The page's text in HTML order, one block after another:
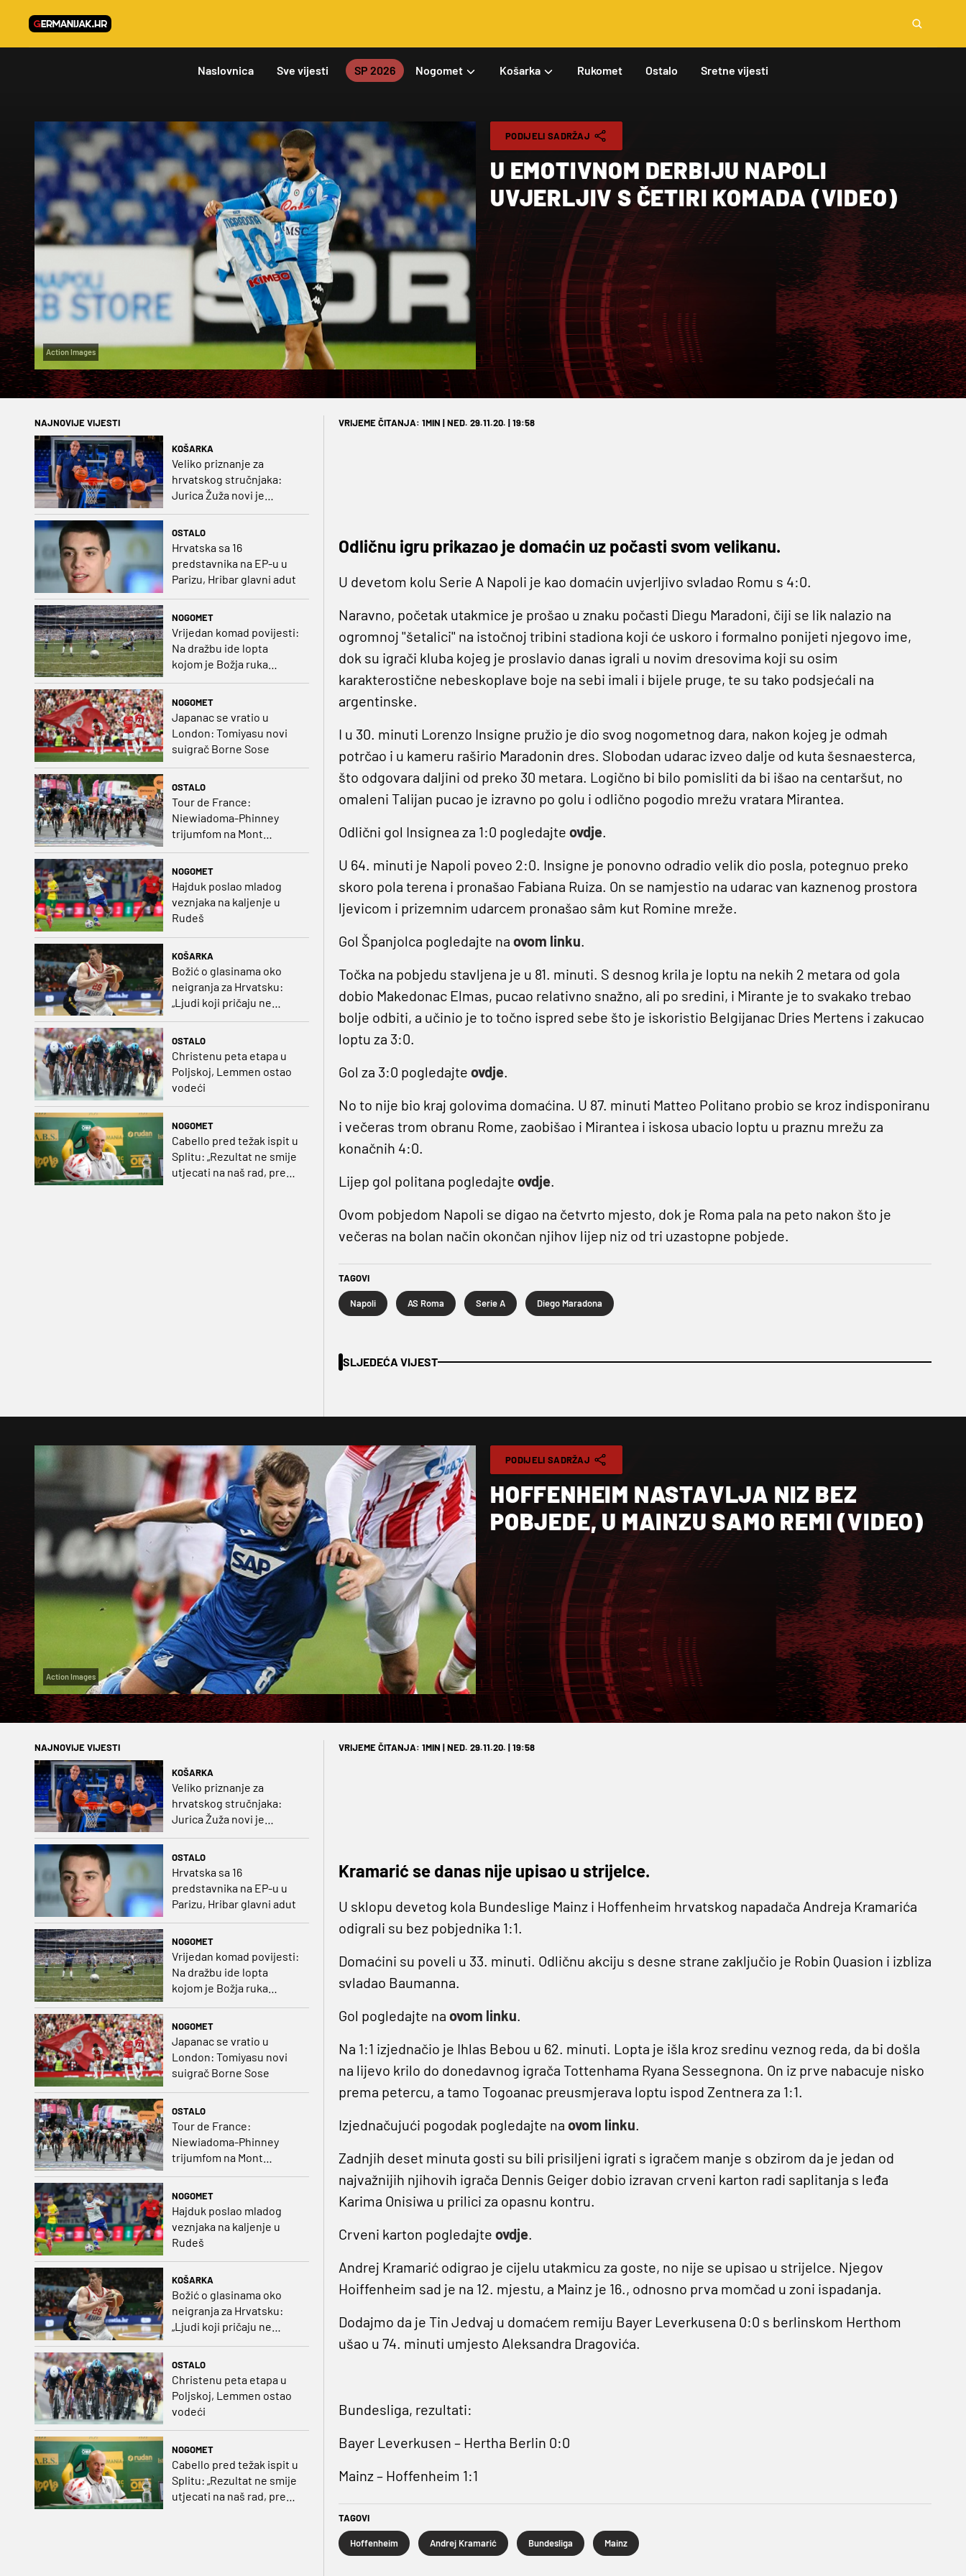
Naslovnica Sve vijesti SP 2026 Nogomet Košarka Rukomet Ostalo Sretne vijesti
Action Images
PODIJELI SADRŽAJ
U EMOTIVNOM DERBIJU NAPOLI
UVJERLJIV S ČETIRI KOMADA (VIDEO)
NAJNOVIJE VIJESTI
KOŠARKA
Veliko priznanje za
hrvatskog stručnjaka:
Jurica Žuža novi je
OSTALO
Hrvatska sa 16
predstavnika na EP-u u
Parizu, Hribar glavni adut
NOGOMET
Vrijedan komad povijesti:
Na dražbu ide lopta
kojom je Božja ruka
postigla gol
NOGOMET
Japanac se vratio u
London: Tomiyasu novi
suigrač Borne Sose
OSTALO
Tour de France:
Niewiadoma-Phinney
trijumfom na Mont
NOGOMET
Hajduk poslao mladog
veznjaka na kaljenje u
Rudeš
KOŠARKA
Božić o glasinama oko
neigranja za Hrvatsku:
„Ljudi koji pričaju ne
plaćaju mi račune, ne
dušebrižnika“
OSTALO
Christenu peta etapa u
Poljskoj, Lemmen ostao
vodeći
NOGOMET
Cabello pred težak ispit u
Splitu: „Rezultat ne smije
utjecati na naš rad, pred
VRIJEME ČITANJA: 1MIN | NED. 29.11.20. | 19:58
Odličnu igru prikazao je domaćin uz počasti svom velikanu.
U devetom kolu Serie A Napoli je kao domaćin uvjerljivo svladao Romu s 4:0.
Naravno, početak utakmice je prošao u znaku počasti Diegu Maradoni, čiji se lik nalazio na
ogromnoj ''šetalici'' na istočnoj tribini stadiona koji će uskoro i formalno ponijeti njegovo ime,
dok su igrači kluba kojeg je proslavio danas igrali u novim dresovima koji su osim
karakterostične nebeskoplave boje na sebi imali i bijele pruge, te su tako podsjećali na
argentinske.
I u 30. minuti Lorenzo Insigne pružio je dio svog nogometnog dara, nakon kojeg je odmah
potrčao i u kameru raširio Maradonin dres. Slobodan udarac izveo dalje od kuta šesnaesterca,
što odgovara daljini od preko 30 metara. Logično bi bilo pomisliti da bi išao na centaršut, no
omaleni Talijan pucao je izravno po golu i odlično pogodio mrežu vratara Mirantea.
Odlični gol Insignea za 1:0 pogledajte ovdje.
U 64. minuti je Napoli poveo 2:0. Insigne je ponovno odradio velik dio posla, potegnuo preko
skoro pola terena i pronašao Fabiana Ruiza. On se namjestio na udarac van kaznenog prostora
ljevicom i prizemnim udarcem pronašao sâm kut Romine mreže.
Gol Španjolca pogledajte na ovom linku.
Točka na pobjedu stavljena je u 81. minuti. S desnog krila je loptu na nekih 2 metara od gola
dobio Makedonac Elmas, pucao relativno snažno, ali po sredini, i Mirante je to svakako trebao
bolje odbiti, a učinio je to točno ispred sebe što je iskoristio Belgijanac Dries Mertens i zakucao
loptu za 3:0.
Gol za 3:0 pogledajte ovdje.
No to nije bio kraj golovima domaćina. U 87. minuti Matteo Politano probio se kroz indisponiranu
i večeras trom obranu Rome, zaobišao i Mirantea i iskosa ubacio loptu u praznu mrežu za
konačnih 4:0.
Lijep gol politana pogledajte ovdje.
Ovom pobjedom Napoli se digao na četvrto mjesto, dok je Roma pala na peto nakon što je
večeras na bolan način okončan njihov lijep niz od tri uzastopne pobjede.
TAGOVI
Napoli AS Roma Serie A Diego Maradona
SLJEDEĆA VIJEST
Action Images
PODIJELI SADRŽAJ
HOFFENHEIM NASTAVLJA NIZ BEZ
POBJEDE, U MAINZU SAMO REMI (VIDEO)
NAJNOVIJE VIJESTI
KOŠARKA
Veliko priznanje za
hrvatskog stručnjaka:
Jurica Žuža novi je
pomoćni trener
OSTALO
Hrvatska sa 16
predstavnika na EP-u u
Parizu, Hribar glavni adut
NOGOMET
Vrijedan komad povijesti:
Na dražbu ide lopta
kojom je Božja ruka
NOGOMET
Japanac se vratio u
London: Tomiyasu novi
suigrač Borne Sose
OSTALO
Tour de France:
Niewiadoma-Phinney
trijumfom na Mont
Ventoux preuzela žutu
NOGOMET
Hajduk poslao mladog
veznjaka na kaljenje u
Rudeš
KOŠARKA
Božić o glasinama oko
neigranja za Hrvatsku:
„Ljudi koji pričaju ne
dušebrižnika“
OSTALO
Christenu peta etapa u
Poljskoj, Lemmen ostao
vodeći
NOGOMET
Cabello pred težak ispit u
Splitu: „Rezultat ne smije
utjecati na naš rad, pred
VRIJEME ČITANJA: 1MIN | NED. 29.11.20. | 19:58
Kramarić se danas nije upisao u strijelce.
U sklopu devetog kola Bundeslige Mainz i Hoffenheim hrvatskog napadača Andreja Kramarića
odigrali su bez pobjednika 1:1.
Domaćini su poveli u 33. minuti. Odličnu akciju s desne strane zaključio je Robin Quasion i izbliza
svladao Baumanna.
Gol pogledajte na ovom linku
Na 1:1 izjednačio je Ihlas Bebou u 62. minuti. Lopta je išla kroz sredinu veznog reda, da bi došla
na lijevo krilo do donedavnog igrača Tottenhama Ryana Sessegnona. On iz prve nabacuje nisko
prema petercu, a tamo Togoanac preusmjerava loptu ispod Zentnera za 1:1.
Izjednačujući pogodak pogledajte na ovom linku
Zadnjih deset minuta gosti su bili prisiljeni igrati s igračem manje s obzirom da je jedan od
najvažnijih njihovih igrača Dennis Geiger dobio izravan crveni karton radi saplitanja s leđa
Karima Onisiwa u prilici za opasnu kontru.
Crveni karton pogledajte ovdje.
Andrej Kramarić odigrao je cijelu utakmicu za goste, no nije se upisao u strijelce. Njegov
Hoiffenheim sad je na 12. mjestu, a Mainz je 16., odnosno prva momčad u zoni ispadanja.
Dodajmo da je Tin Jedvaj u domaćem remiju Bayer Leverkusena 0:0 s berlinskom Herthom
ušao u 74. minuti umjesto Aleksandra Dragovića.
Bundesliga, rezultati:
Bayer Leverkusen – Hertha Berlin 0:0
Mainz – Hoffenheim 1:1
TAGOVI
Hoffenheim Andrej Kramarić Bundesliga Mainz